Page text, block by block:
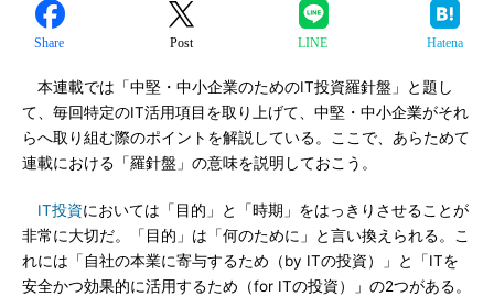
Share Post LINE Hatena
本連載では「中堅・中小企業のためのIT投資羅針盤」と題し
て、毎回特定のIT活用項目を取り上げて、中堅・中小企業がそれ
らへ取り組む際のポイントを解説している。ここで、あらためて
連載における「羅針盤」の意味を説明しておこう。
IT投資においては「目的」と「時期」をはっきりさせることが
非常に大切だ。「目的」は「何のために」と言い換えられる。こ
れには「自社の本業に寄与するため（by ITの投資）」と「ITを
安全かつ効果的に活用するため（for ITの投資）」の2つがある。